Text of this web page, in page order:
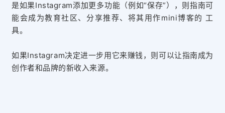
是如果Instagram添加更多功能（例如“保存”），则指南可
能会成为教育社区、分享推荐、将其用作mini博客的 工
具。
如果Instagram决定进一步用它来赚钱，则可以让指南成为
创作者和品牌的新收入来源。